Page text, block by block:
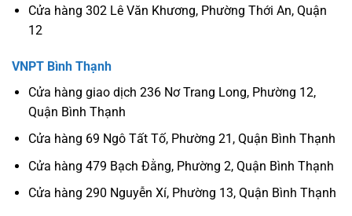
Cửa hàng 302 Lê Văn Khương, Phường Thới An, Quận
12
VNPT Bình Thạnh
Cửa hàng giao dịch 236 Nơ Trang Long, Phường 12,
Quận Bình Thạnh
Cửa hàng 69 Ngô Tất Tố, Phường 21, Quận Bình Thạnh
Cửa hàng 479 Bạch Đằng, Phường 2, Quận Bình Thạnh
Cửa hàng 290 Nguyễn Xí, Phường 13, Quận Bình Thạnh